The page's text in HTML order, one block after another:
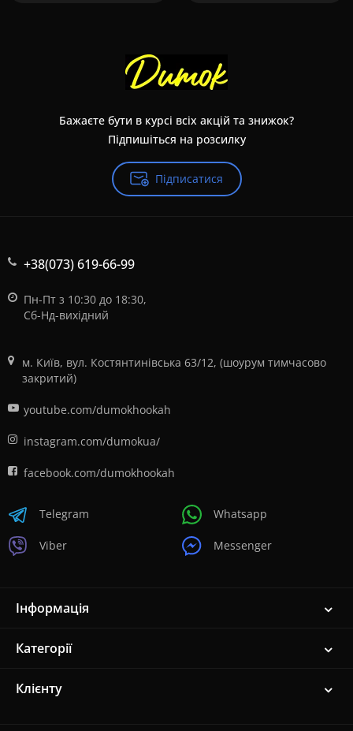
Бажаєте бути в курсі всіх акцій та знижок?
Підпишіться на розсилку
Підписатися
+38(073) 619-66-99
Пн-Пт з 10:30 до 18:30,
Сб-Нд-вихідний
м. Київ, вул. Костянтинівська 63/12, (шоурум тимчасово
закритий)
youtube.com/dumokhookah
instagram.com/dumokua/
facebook.com/dumokhookah
Telegram
Viber
Whatsapp
Messenger
Інформація
Категорії
Клієнту